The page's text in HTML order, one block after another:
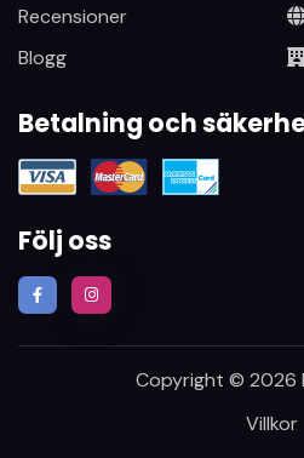
Recensioner
Blogg
Betalning och
Följ oss
Copyright © 2026
Villkor